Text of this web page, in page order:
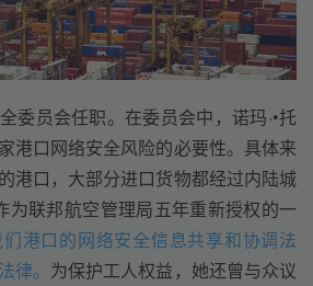
委员会任职。在委员会中，诺玛·•托
港口网络安全风险的必要性。具体来
港口，大部分进口货物都经过内陆城
为联邦航空管理局五年重新授权的一
们港口的网络安全信息共享和协调法
律。 为保护工人权益，她还曾与众议